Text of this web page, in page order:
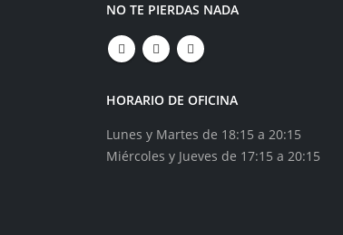
NO TE PIERDAS NADA
HORARIO DE OFICINA
Lunes y Martes de 18:15 a 20:15
Miércoles y Jueves de 17:15 a 20:15